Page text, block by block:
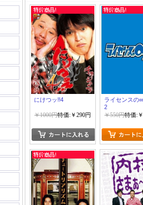
にけつッ!!4
￥1000円特価:￥290円
ライセンスの
2
￥550円特価: